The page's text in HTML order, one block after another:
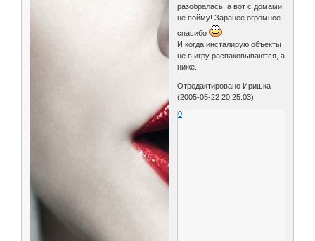
разобралась, а вот с домами
не пойму! Заранее огромное
спасибо
И когда инсталирую объекты
не в игру распаковываются, а
ниже.
Отредактировано Иришка
(2005-05-22 20:25:03)
0